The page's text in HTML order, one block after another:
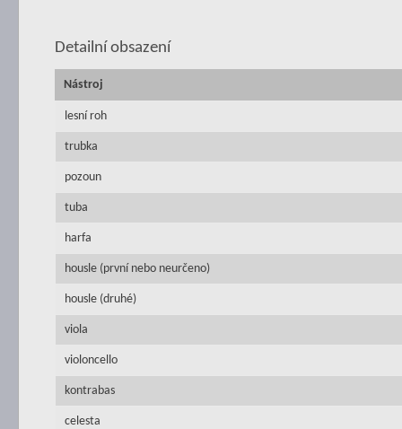
Detailní obsazení
Nástroj
lesní roh
trubka
pozoun
tuba
harfa
housle (první nebo neurčeno)
housle (druhé)
viola
violoncello
kontrabas
celesta